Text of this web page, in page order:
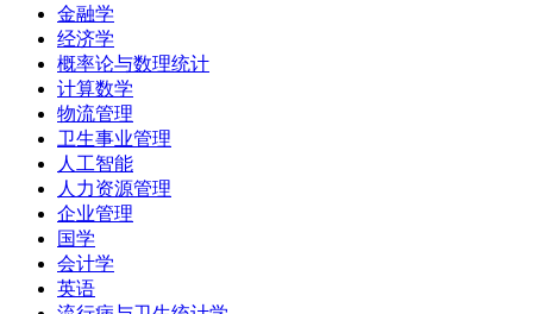
金融学
经济学
概率论与数理统计
计算数学
物流管理
卫生事业管理
人工智能
人力资源管理
企业管理
国学
会计学
英语